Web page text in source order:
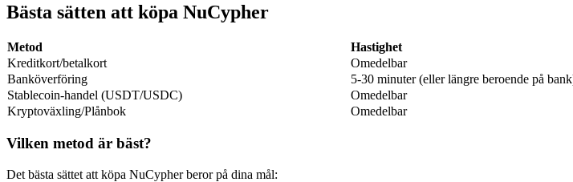
Derivat för aktier, valuta, ädelmetaller och råvaror
USDC Futures
Bästa sätten att köpa NuCypher
Metod Hastighet
Kreditkort/betalkort
Omedelbar
Banköverföring
5-30 minuter (eller längre beroende på
Stablecoin-handel (USDT/USDC)
Omedelbar
Kryptoväxling/Plånbok
Omedelbar
Vilken metod är bäst?
Det bästa sättet att köpa NuCypher beror på dina mål: